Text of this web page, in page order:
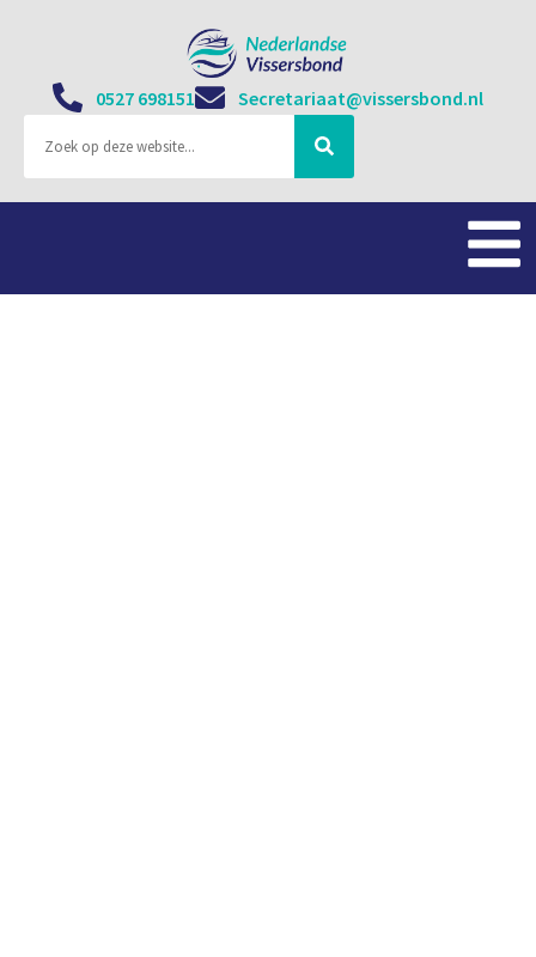
0527 698151 Secretariaat@vissersbond.nl